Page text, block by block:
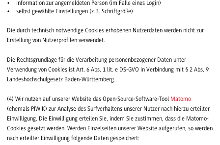
Information zur angemeldeten Person (im Falle eines Login)
selbst gewählte Einstellungen (z.B. Schriftgröße)
Die durch technisch notwendige Cookies erhobenen Nutzerdaten werden nicht zur
Erstellung von Nutzerprofilen verwendet.
Die Rechtsgrundlage für die Verarbeitung personenbezogener Daten unter
Verwendung von Cookies ist Art. 6 Abs. 1 lit. e DS-GVO in Verbindung mit § 2 Abs. 9
Landeshochschulgesetz Baden-Württemberg.
(4) Wir nutzen auf unserer Website das Open-Source-Software-Tool Matomo
(ehemals PIWIK) zur Analyse des Surfverhaltens unserer Nutzer nach hierzu erteilter
Einwilligung. Die Einwilligung erteilen Sie, indem Sie zustimmen, dass die Matomo-
Cookies gesetzt werden. Werden Einzelseiten unserer Website aufgerufen, so werden
nach erteilter Einwilligung folgende Daten gespeichert: